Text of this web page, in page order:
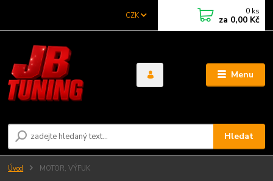
Menu
CZK
Hledat
0 ks
za 0,00 Kč
Úvod MOTOR, VÝFUK